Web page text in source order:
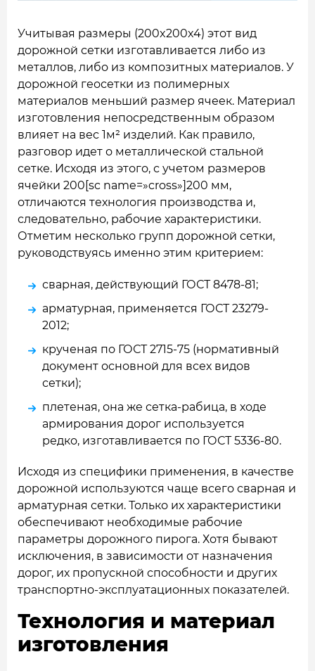
Учитывая размеры (200x200x4) этот вид
дорожной сетки изготавливается либо из
металлов, либо из композитных материалов. У
дорожной геосетки из полимерных
материалов меньший размер ячеек. Материал
изготовления непосредственным образом
влияет на вес 1м² изделий. Как правило,
разговор идет о металлической стальной
сетке. Исходя из этого, с учетом размеров
ячейки 200[sc name=»cross»]200 мм,
отличаются технология производства и,
следовательно, рабочие характеристики.
Отметим несколько групп дорожной сетки,
руководствуясь именно этим критерием:
сварная, действующий ГОСТ 8478-81;
арматурная, применяется ГОСТ 23279-
2012;
крученая по ГОСТ 2715-75 (нормативный
документ основной для всех видов
сетки);
плетеная, она же сетка-рабица, в ходе
армирования дорог используется
редко, изготавливается по ГОСТ 5336-80.
Исходя из специфики применения, в качестве
дорожной используются чаще всего сварная и
арматурная сетки. Только их характеристики
обеспечивают необходимые рабочие
параметры дорожного пирога. Хотя бывают
исключения, в зависимости от назначения
дорог, их пропускной способности и других
транспортно-эксплуатационных показателей.
Технология и материал
изготовления